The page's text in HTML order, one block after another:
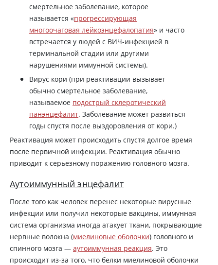
смертельное заболевание, которое
называется «прогрессирующая
многоочаговая лейкоэнцефалопатия» и часто
встречается у людей с ВИЧ-инфекцией в
терминальной стадии или другими
нарушениями иммунной системы).
Вирус кори (при реактивации вызывает
обычно смертельное заболевание,
называемое подострый склеротический
панэнцефалит. Заболевание может развиться
годы спустя после выздоровления от кори.)
Реактивация может происходить спустя долгое время
после первичной инфекции. Реактивация обычно
приводит к серьезному поражению головного мозга.
Аутоиммунный энцефалит
После того как человек перенес некоторые вирусные
инфекции или получил некоторые вакцины, иммунная
система организма иногда атакует ткани, покрывающие
нервные волокна (миелиновые оболочки) головного и
спинного мозга — аутоиммунная реакция. Это
происходит из-за того, что белки миелиновой оболочки